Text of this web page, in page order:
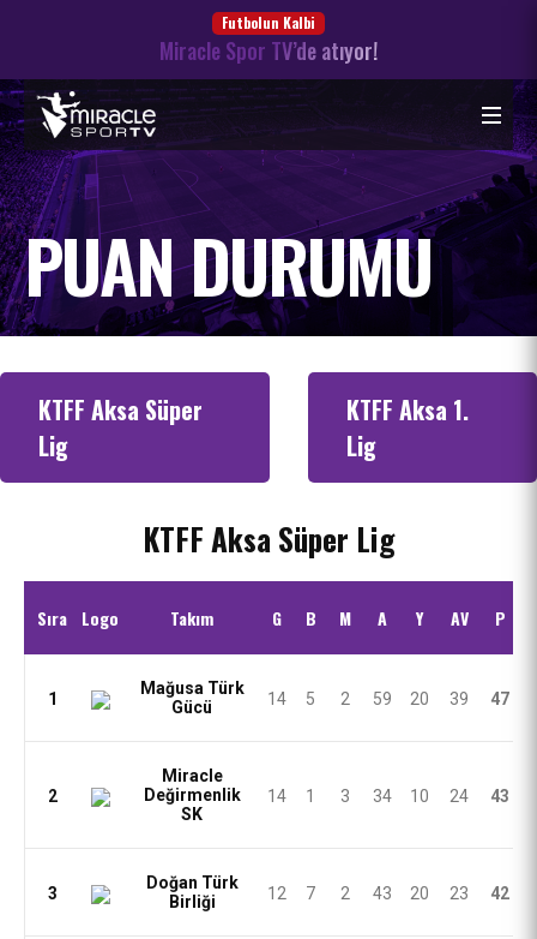
Futbolun Kalbi
Miracle Spor TV’de atıyor!
PUAN DURUMU
KTFF Aksa Süper
Lig
KTFF Aksa 1.
Lig
KTFF Aksa Süper Lig
Sıra Logo Takım G B M A Y AV P
1
Mağusa Türk
Gücü
14 5 2 59 20 39 47
2
Miracle
Değirmenlik
SK
14 1 3 34 10 24 43
3
Doğan Türk
Birliği
12 7 2 43 20 23 42